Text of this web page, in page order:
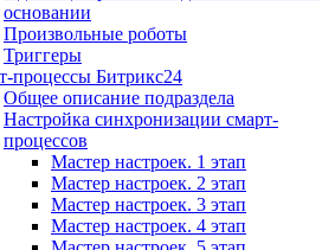
основании
Произвольные роботы
Триггеры
процессы Битрикс24
Общее описание подраздела
Настройка синхронизации смарт-
процессов
Мастер настроек. 1 этап
Мастер настроек. 2 этап
Мастер настроек. 3 этап
Мастер настроек. 4 этап